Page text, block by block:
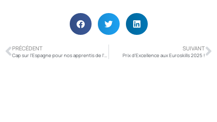
PRÉCÉDENT
Cap sur l’Espagne pour nos apprentis de l’Ecole Hôtelière d’Avignon !
SUIVANT
Prix d’Excellence aux Euroskills 2025 !